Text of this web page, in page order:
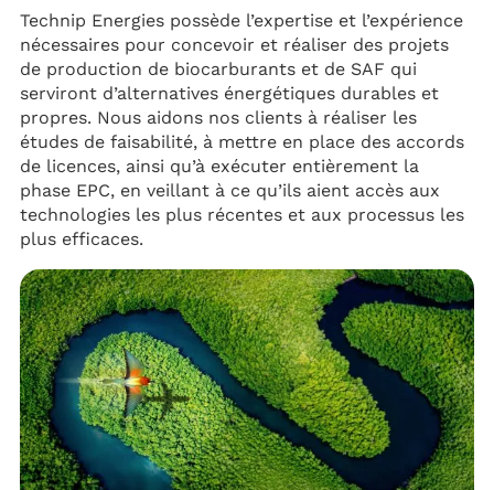
Technip Energies possède l’expertise et l’expérience
nécessaires pour concevoir et réaliser des projets
de production de biocarburants et de SAF qui
serviront d’alternatives énergétiques durables et
propres. Nous aidons nos clients à réaliser les
études de faisabilité, à mettre en place des accords
de licences, ainsi qu’à exécuter entièrement la
phase EPC, en veillant à ce qu’ils aient accès aux
technologies les plus récentes et aux processus les
plus efficaces.